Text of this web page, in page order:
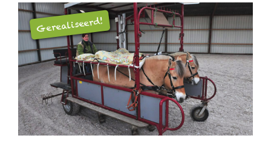
Gerealiseerd!